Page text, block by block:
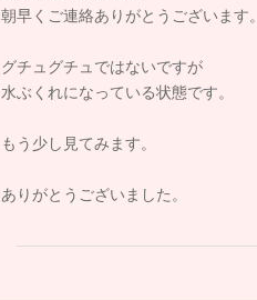
朝早くご連絡ありがとうございます。
グチュグチュではないですが
水ぶくれになっている状態です。
もう少し見てみます。
ありがとうございました。